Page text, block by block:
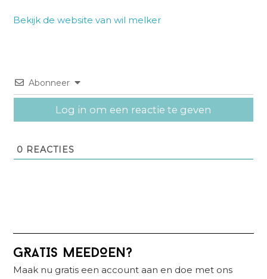
Bekijk de website van wil melker
Abonneer
Log in om een reactie te geven
0 REACTIES
Primaire
Sidebar
GRATIS MEEDOEN?
Maak nu gratis een account aan en doe met ons